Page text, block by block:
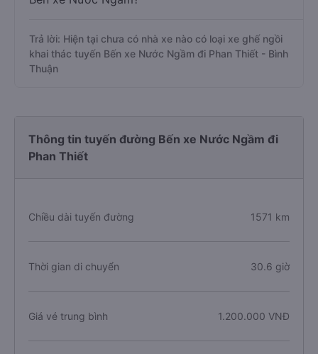
Trả lời: Hiện tại chưa có nhà xe nào có loại xe ghế ngồi
khai thác tuyến Bến xe Nước Ngầm đi Phan Thiết - Bình
Thuận
Thông tin tuyến đường Bến xe Nước Ngầm đi
Phan Thiết
Chiều dài tuyến đường 1571 km
Thời gian di chuyển 30.6 giờ
Giá vé trung bình 1.200.000 VNĐ